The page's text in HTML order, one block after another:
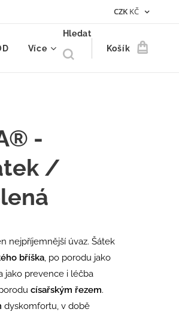
CZK KČ
Více
Hledat
Košík
-
/
nejpříjemnější úvaz. Šátek
bříška, po porodu jako
jako prevence i léčba
císařským řezem.
dyskomfortu, v době